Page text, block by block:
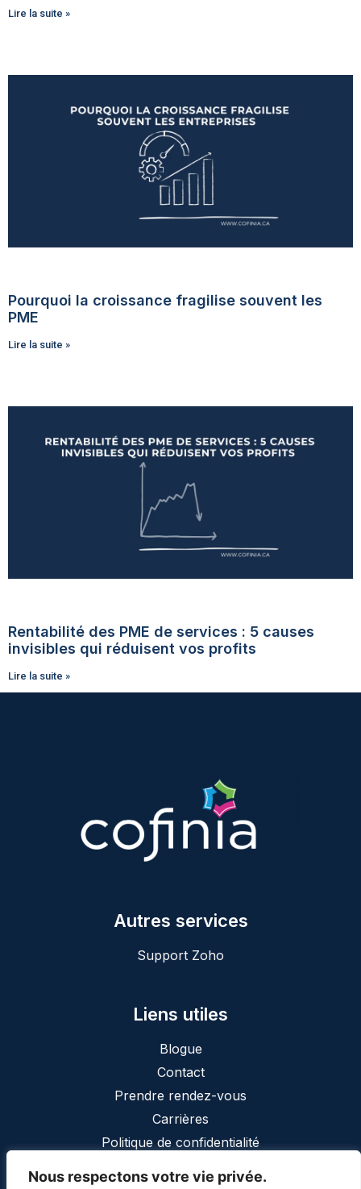
Nous respectons votre vie privée.
Lire la suite »
Pourquoi la croissance fragilise souvent les
PME
Lire la suite »
Rentabilité des PME de services : 5 causes
invisibles qui réduisent vos profits
Lire la suite »
Autres services
Support Zoho
Liens utiles
Blogue
Contact
Prendre rendez-vous
Carrières
Politique de confidentialité